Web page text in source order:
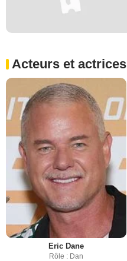
Acteurs et actrices
Eric Dane
Rôle : Dan